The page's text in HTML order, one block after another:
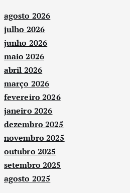
agosto 2026
julho 2026
junho 2026
maio 2026
abril 2026
março 2026
fevereiro 2026
janeiro 2026
dezembro 2025
novembro 2025
outubro 2025
setembro 2025
agosto 2025